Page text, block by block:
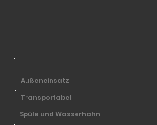
Außeneinsatz
Transportabel
Spüle und Wasserhahn